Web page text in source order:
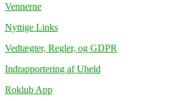
Vennerne
Nyttige Links
Vedtægter, Regler, og GDPR
Indrapportering af Uheld
Roklub App